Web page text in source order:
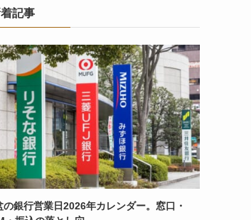
記事
の銀行営業日2026年カレンダー。窓口・